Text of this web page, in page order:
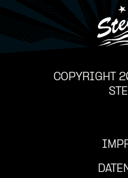
COPYRIGHT